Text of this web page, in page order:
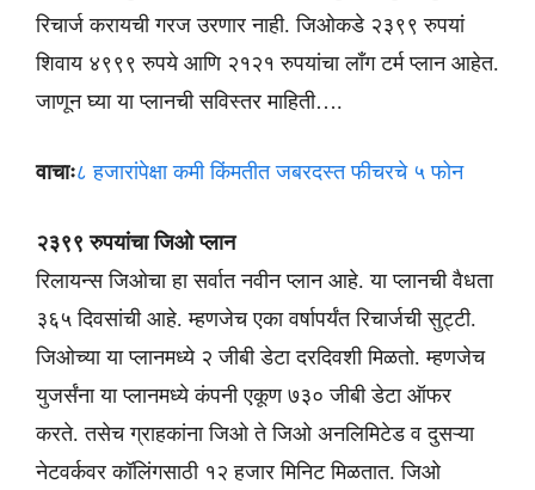
रिचार्ज करायची गरज उरणार नाही. जिओकडे २३९९ रुपयां
शिवाय ४९९९ रुपये आणि २१२१ रुपयांचा लाँग टर्म प्लान आहेत.
जाणून घ्या या प्लानची सविस्तर माहिती….
वाचाः८ हजारांपेक्षा कमी किंमतीत जबरदस्त फीचरचे ५ फोन
२३९९ रुपयांचा जिओ प्लान
रिलायन्स जिओचा हा सर्वात नवीन प्लान आहे. या प्लानची वैधता
३६५ दिवसांची आहे. म्हणजेच एका वर्षापर्यंत रिचार्जची सुट्टी.
जिओच्या या प्लानमध्ये २ जीबी डेटा दरदिवशी मिळतो. म्हणजेच
युजर्संना या प्लानमध्ये कंपनी एकूण ७३० जीबी डेटा ऑफर
करते. तसेच ग्राहकांना जिओ ते जिओ अनलिमिटेड व दुसऱ्या
नेटवर्कवर कॉलिंगसाठी १२ हजार मिनिट मिळतात. जिओ